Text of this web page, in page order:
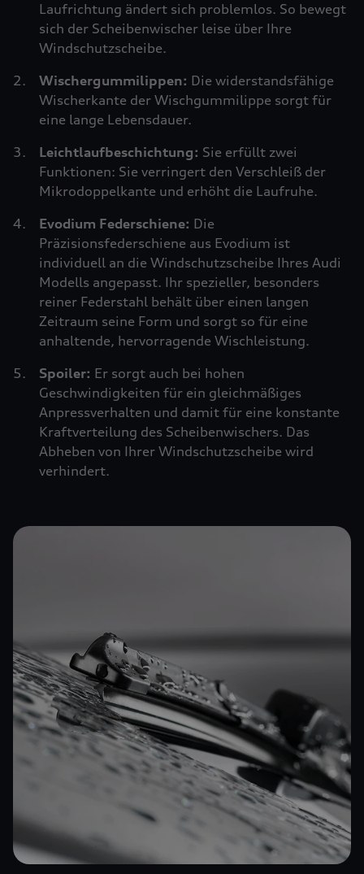
Laufrichtung ändert sich problemlos. So bewegt
sich der Scheibenwischer leise über Ihre
Windschutzscheibe.
Wischergummilippen: Die widerstandsfähige
Wischerkante der Wischgummilippe sorgt für
eine lange Lebensdauer.
Leichtlaufbeschichtung: Sie erfüllt zwei
Funktionen: Sie verringert den Verschleiß der
Mikrodoppelkante und erhöht die Laufruhe.
Evodium Federschiene: Die
Präzisionsfederschiene aus Evodium ist
individuell an die Windschutzscheibe Ihres Audi
Modells angepasst. Ihr spezieller, besonders
reiner Federstahl behält über einen langen
Zeitraum seine Form und sorgt so für eine
anhaltende, hervorragende Wischleistung.
Spoiler: Er sorgt auch bei hohen
Geschwindigkeiten für ein gleichmäßiges
Anpressverhalten und damit für eine konstante
Kraftverteilung des Scheibenwischers. Das
Abheben von Ihrer Windschutzscheibe wird
verhindert.